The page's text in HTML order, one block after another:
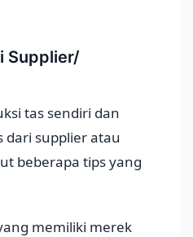
Supplier/
tas sendiri dan
dari supplier atau
beberapa tips yang
memiliki merek